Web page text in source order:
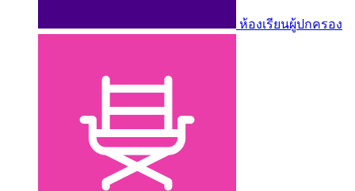
ห้องเรียนผู้ปกครอง